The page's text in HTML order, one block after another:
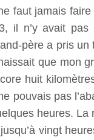
faut jamais
il n’y avait
père a pris
que mon
huit
pouvais pas
heures.
vingt